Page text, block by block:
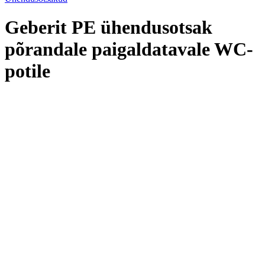
Geberit PE ühendusotsak
põrandale paigaldatavale WC-
potile